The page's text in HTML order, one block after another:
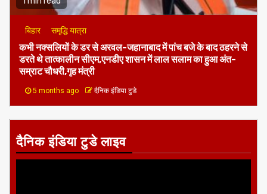
बिहार समृद्धि यात्रा
कभी नक्सलियों के डर से अरवल-जहानाबाद में पांच बजे के बाद ठहरने से
डरते थे तात्कालीन सीएम,एनडीए शासन में लाल सलाम का हुआ अंत-
सम्राट चौधरी,गृह मंत्री
5 months ago दैनिक इंडिया टुडे
दैनिक इंडिया टुडे लाइव